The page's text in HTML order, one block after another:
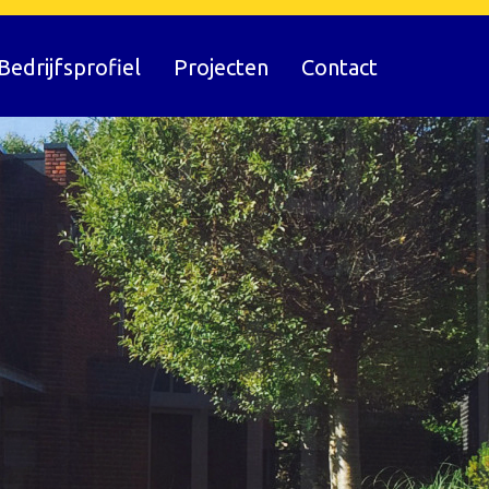
Projecten Contact